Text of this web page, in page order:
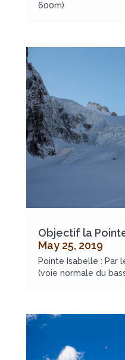
600m)
Objectif la
May 25, 2019
Pointe Isabelle : Par
(voie normale du